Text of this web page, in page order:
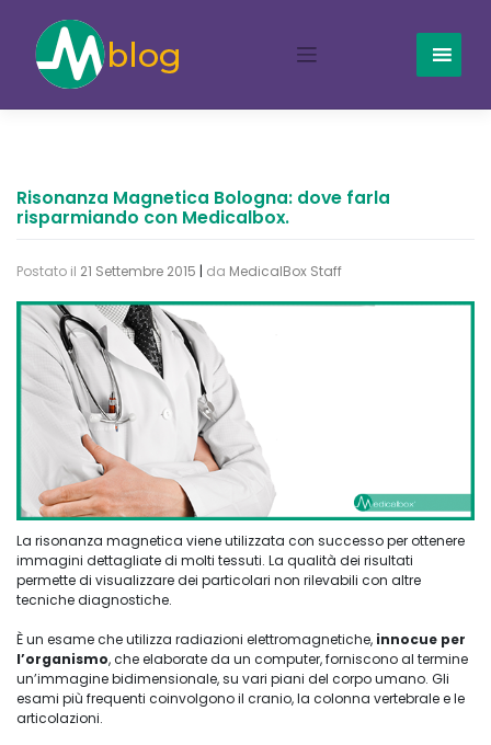
content
Risonanza Magnetica Bologna: dove farla
risparmiando con Medicalbox.
Postato il 21 Settembre 2015 | da MedicalBox Staff
La risonanza magnetica viene utilizzata con successo per ottenere
immagini dettagliate di molti tessuti. La qualità dei risultati
permette di visualizzare dei particolari non rilevabili con altre
tecniche diagnostiche.
È un esame che utilizza radiazioni elettromagnetiche, innocue per
l’organismo, che elaborate da un computer, forniscono al termine
un’immagine bidimensionale, su vari piani del corpo umano. Gli
esami più frequenti coinvolgono il cranio, la colonna vertebrale e le
articolazioni.